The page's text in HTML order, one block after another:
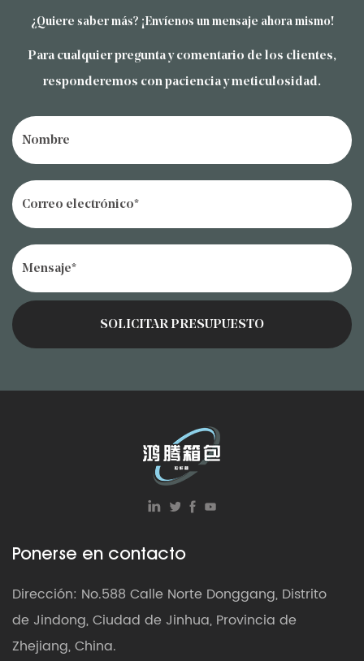
¿Quiere saber más? ¡Envíenos un mensaje ahora mismo!
Para cualquier pregunta y comentario de los clientes,
responderemos con paciencia y meticulosidad.
Ponerse en contacto
Dirección: No.588 Calle Norte Donggang, Distrito
de Jindong, Ciudad de Jinhua, Provincia de
Zhejiang, China.